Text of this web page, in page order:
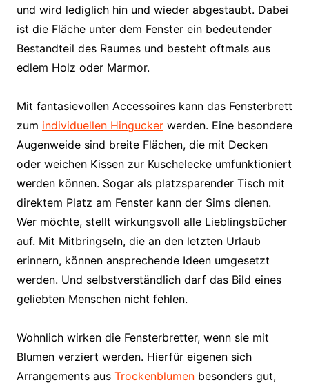
und wird lediglich hin und wieder abgestaubt. Dabei
ist die Fläche unter dem Fenster ein bedeutender
Bestandteil des Raumes und besteht oftmals aus
edlem Holz oder Marmor.
Mit fantasievollen Accessoires kann das Fensterbrett
zum individuellen Hinguckerwerden. Eine besondere
Augenweide sind breite Flächen, die mit Decken
oder weichen Kissen zur Kuschelecke umfunktioniert
werden können. Sogar als platzsparender Tisch mit
direktem Platz am Fenster kann der Sims dienen.
Wer möchte, stellt wirkungsvoll alle Lieblingsbücher
auf. Mit Mitbringseln, die an den letzten Urlaub
erinnern, können ansprechende Ideen umgesetzt
werden. Und selbstverständlich darf das Bild eines
geliebten Menschen nicht fehlen.
Wohnlich wirken die Fensterbretter, wenn sie mit
Blumen verziert werden. Hierfür eigenen sich
Arrangements aus Trockenblumenbesonders gut,